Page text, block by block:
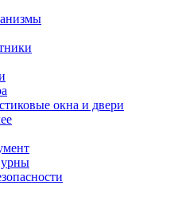
окна и двери